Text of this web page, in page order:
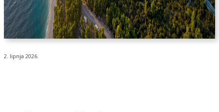
2. lipnja 2026.